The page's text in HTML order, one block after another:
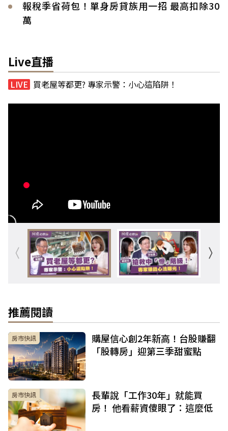
報稅季省荷包！單身房貸族用一招 最高扣除30
萬
Live直播
買老屋等都更? 專家示警：小心這陷阱！
推薦閱讀
房市快訊
購屋信心創2年新高！台股賺翻
「股轉房」迎第三季甜蜜點
房市快訊
長輩說「工作30年」就能買
房！ 他看薪資傻眼了：這麼低